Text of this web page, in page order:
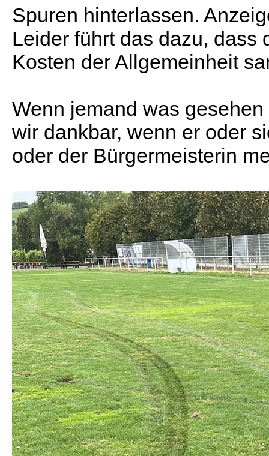
Spuren hinterlassen.
Leider führt das dazu, dass
Kosten der Allgemeinheit
Wenn jemand was
wir dankbar, wenn er oder
oder der Bürgermeisterin